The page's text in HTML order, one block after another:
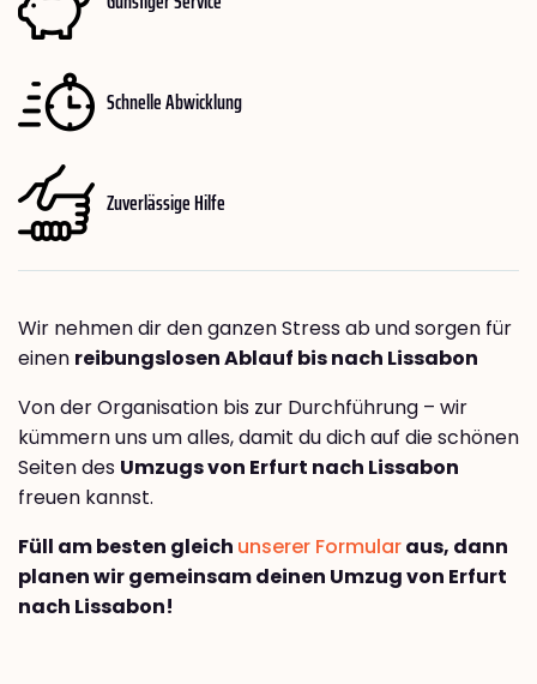
Schnelle Abwicklung
Zuverlässige Hilfe
Wir nehmen dir den ganzen Stress ab und sorgen für
einen reibungslosen Ablauf bis nach Lissabon
Von der Organisation bis zur Durchführung – wir
kümmern uns um alles, damit du dich auf die schönen
Seiten des Umzugs von Erfurt nach Lissabon
freuen kannst.
Füll am besten gleich unserer Formularaus, dann
planen wir gemeinsam deinen Umzug von Erfurt
nach Lissabon!